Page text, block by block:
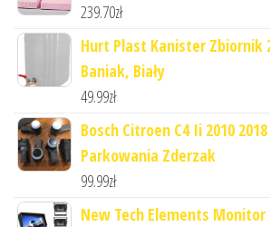
239.70zł
Hurt Plast Kanister Zbiornik
Baniak, Biały
49.99zł
Bosch Citroen C4 Ii 2010
Parkowania Zderzak
99.99zł
New Tech Elements Monitor